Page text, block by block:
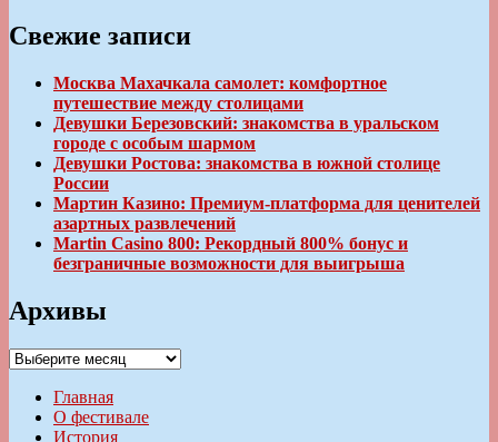
Свежие записи
Москва Махачкала самолет: комфортное
путешествие между столицами
Девушки Березовский: знакомства в уральском
городе с особым шармом
Девушки Ростова: знакомства в южной столице
России
Мартин Казино: Премиум-платформа для ценителей
азартных развлечений
Martin Casino 800: Рекордный 800% бонус и
безграничные возможности для выигрыша
Архивы
Архивы
Главная
О фестивале
История